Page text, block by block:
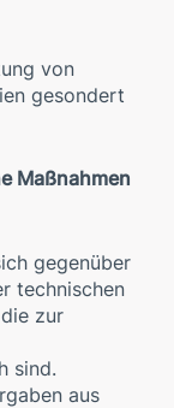
von
gesondert
Maßnahmen
gegenüber
technischen
zur
sind.
aus